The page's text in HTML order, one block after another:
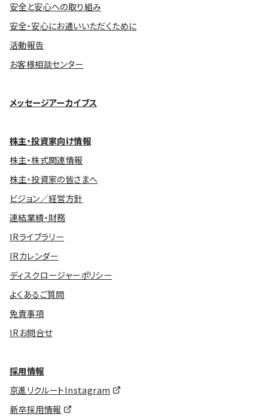
安全と安心への取り組み
安全・安心にお通いいただくために
活動報告
お客様相談センター
メッセージアーカイブス
株主・投資家向け情報
株主・株式関連情報
株主・投資家の皆さまへ
ビジョン／経営方針
連結業績・財務
IRライブラリー
IRカレンダー
ディスクロージャーポリシー
よくあるご質問
免責事項
IRお問合せ
採用情報
京進リクルートInstagram
新卒採用情報